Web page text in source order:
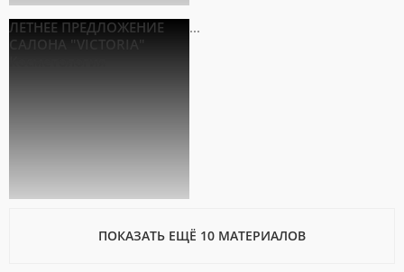
ЛЕТНЕЕ ПРЕДЛОЖЕНИЕ
САЛОНА "VICTORIA"
...
ПОКАЗАТЬ ЕЩЁ 10 МАТЕРИАЛОВ